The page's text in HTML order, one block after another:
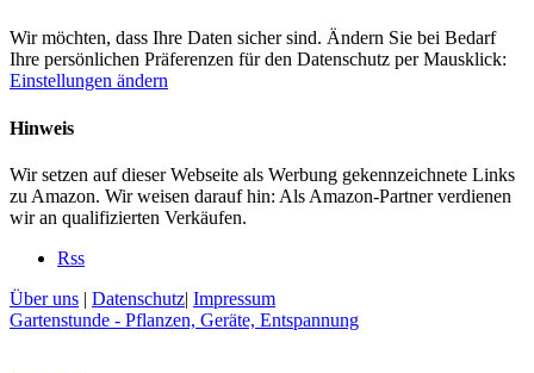
Wir möchten, dass Ihre Daten sicher sind. Ändern Sie bei Bedarf
Ihre persönlichen Präferenzen für den Datenschutz per Mausklick:
Einstellungen ändern
Hinweis
Wir setzen auf dieser Webseite als Werbung gekennzeichnete Links
zu Amazon. Wir weisen darauf hin: Als Amazon-Partner verdienen
wir an qualifizierten Verkäufen.
Rss
Über uns | Datenschutz| Impressum
Gartenstunde - Pflanzen, Geräte, Entspannung